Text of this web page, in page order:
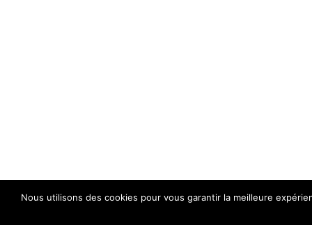
Nous utilisons des cookies pour vous garantir la meilleure